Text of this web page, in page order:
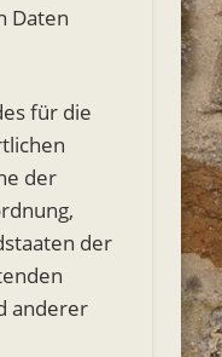
Daten
für die
der
der
anderer